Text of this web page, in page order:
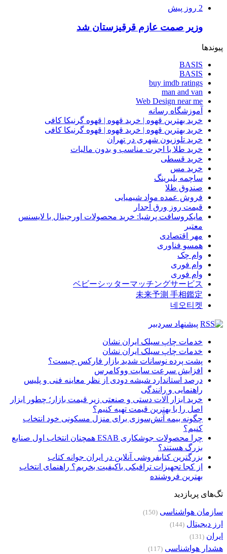
2 روز پیش
وزیر صمت عازم قرقیزستان شد
پیوندها
BASIS
BASIS
buy imdb ratings
man and van
Web Design near me
آموزشگاه رسانه
خرید بهترین قهوه | خرید قهوه | قهوه گرنیکا کافی
خرید بهترین قهوه | خرید قهوه | قهوه گرنیکا کافی
خرید تلوزیون شهری در تهران
خرید طلا با اجرت مناسب و بدون مالیات
خرید قسطی
خرید مس
ساچمه بلبرینگ
صندوق طلا
فروش عمده مواد شیمیایی
قیمت روز ورق آجدار
مایکروسافت پرشیا: خرید محصولات اورجینال با لایسنس
معتبر
مهر اقتصادی
همسو فناوری
وام چک
وام فوری
وام فوری
ベビーシッターマッチングサービス
未来予測 手相鑑定
네오티켓
پیشنهاد سردبیر
خدمات چاپ سیلک ایران نشان
خدمات چاپ سیلک ایران نشان
پشت پرده نوسانات شدید بازار فارکس چیست؟
افزایش سرعت سایت ووکامرس
درصد استاندارد شیشه دودی از نظر معاینه فنی و پلیس
راهنمایی و رانندگی
خرید ابزار آلات دستی و صنعتی زیر قیمت بازار؛ چطور ابزار
اصل را با بهترین قیمت تهیه کنیم؟
چگونه بیمه آتش‌سوزی برای منزل مسکونی خود انتخاب
کنیم؟
چرا محصولات جوشکاری ESAB همچنان انتخاب اول صنایع
بزرگ هستند؟
بزرگترین کتابفروشی آنلاین در ایران جوانه کتاب
از کجا تجهیزات ترافیکی باکیفیت بخریم؟ راهنمای انتخاب
بهترین فروشنده
تگ‌های پربازدید
سازمان هواشناسی (150)
ارز دیجیتال (144)
ایران (131)
هشدار هواشناسی (117)